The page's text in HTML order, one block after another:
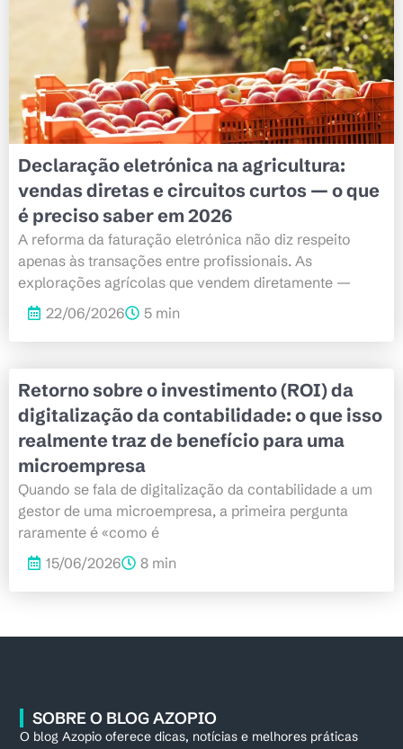
Declaração eletrónica na agricultura:
vendas diretas e circuitos curtos — o que
é preciso saber em 2026
A reforma da faturação eletrónica não diz respeito
apenas às transações entre profissionais. As
explorações agrícolas que vendem diretamente —
22/06/2026
5 min
Retorno sobre o investimento (ROI) da
digitalização da contabilidade: o que isso
realmente traz de benefício para uma
microempresa
Quando se fala de digitalização da contabilidade a um
gestor de uma microempresa, a primeira pergunta
raramente é «como é
15/06/2026
8 min
SOBRE O BLOG AZOPIO
O blog Azopio oferece dicas, notícias e melhores práticas